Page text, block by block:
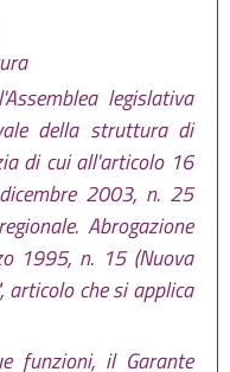
legislativa
della struttura di
di cui all'articolo 16
2003, n. 25
Abrogazione
1995, n. 15 (Nuova
articolo che si applica
funzioni, il Garante